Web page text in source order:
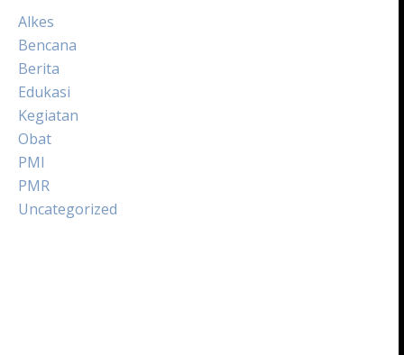
Alkes
Bencana
Berita
Edukasi
Kegiatan
Obat
PMI
PMR
Uncategorized